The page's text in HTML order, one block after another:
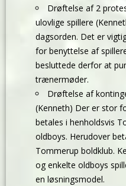
Drøftelse af 2
ulovlige spillere
dagsorden. Det er
for benyttelse af
besluttede derfor at
trænermøder.
Drøftelse af
(Kenneth) Der er stor
betales i henholdsvis
oldboys. Herudover
Tommerup boldklub.
og enkelte oldboys
en løsningsmodel.